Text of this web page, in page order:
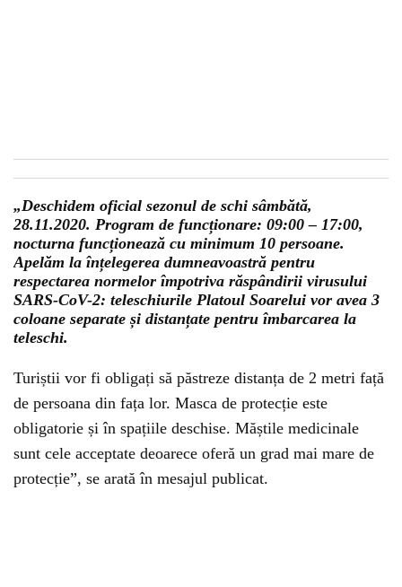
„Deschidem oficial sezonul de schi sâmbătă,
28.11.2020. Program de funcționare: 09:00 – 17:00,
nocturna funcționează cu minimum 10 persoane.
Apelăm la înțelegerea dumneavoastră pentru
respectarea normelor împotriva răspândirii virusului
SARS-CoV-2: teleschiurile Platoul Soarelui vor avea 3
coloane separate și distanțate pentru îmbarcarea la
teleschi.
Turiștii vor fi obligați să păstreze distanța de 2 metri față
de persoana din fața lor. Masca de protecție este
obligatorie și în spațiile deschise. Măștile medicinale
sunt cele acceptate deoarece oferă un grad mai mare de
protecție”, se arată în mesajul publicat.